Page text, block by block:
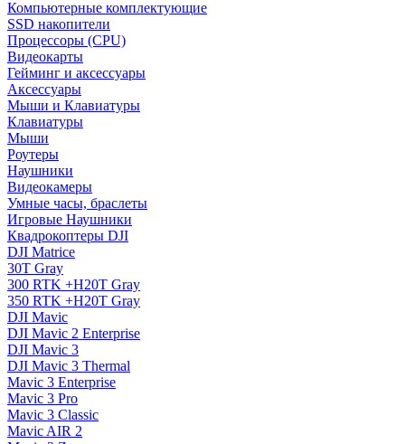
Компьютерные комплектующие
SSD накопители
Процессоры (CPU)
Видеокарты
Гейминг и аксессуары
Аксессуары
Мыши и Клавиатуры
Клавиатуры
Мыши
Роутеры
Наушники
Видеокамеры
Умные часы, браслеты
Игровые Наушники
Квадрокоптеры DJI
DJI Matrice
30T Gray
300 RTK +H20T Gray
350 RTK +H20T Gray
DJI Mavic
DJI Mavic 2 Enterprise
DJI Mavic 3
DJI Mavic 3 Thermal
Mavic 3 Enterprise
Mavic 3 Pro
Mavic 3 Сlassic
Mavic AIR 2